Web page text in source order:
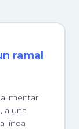
ramal
a una
línea